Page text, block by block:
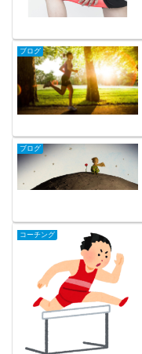
ブログ
ブログ
コーチング